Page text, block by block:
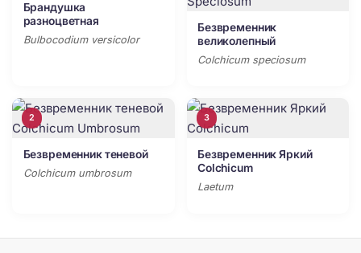
Брандушка
разноцветная
Bulbocodium versicolor
Безвременник
великолепный
Colchicum speciosum
2
Безвременник теневой
Colchicum umbrosum
3
Безвременник Яркий
Colchicum
Laetum